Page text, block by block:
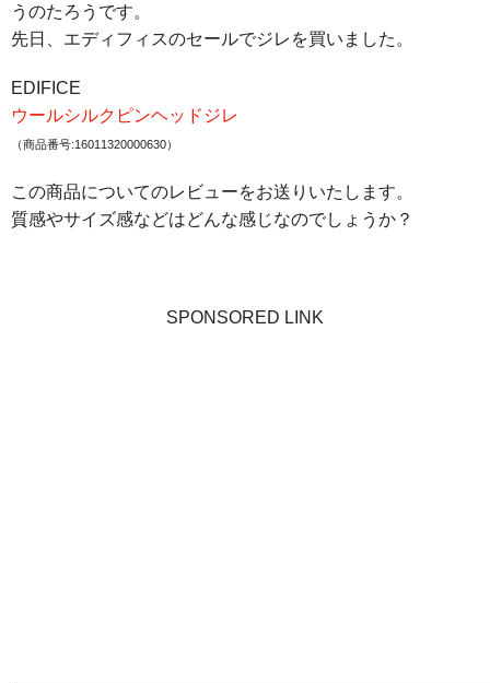
うのたろうです。
先日、エディフィスのセールでジレを買いました。
EDIFICE
ウールシルクピンヘッドジレ
（商品番号:16011320000630）
この商品についてのレビューをお送りいたします。
質感やサイズ感などはどんな感じなのでしょうか？
SPONSORED LINK